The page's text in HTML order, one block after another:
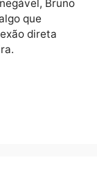
nas
entre
a confirmação
Scheid, a
ainda mais
direta